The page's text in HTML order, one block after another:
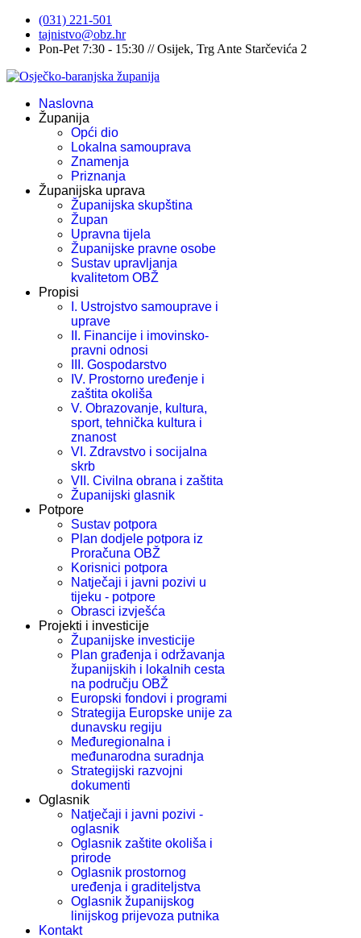
(031) 221-501
tajnistvo@obz.hr
Pon-Pet 7:30 - 15:30 // Osijek, Trg Ante Starčevića 2
Naslovna
Županija
Opći dio
Lokalna samouprava
Znamenja
Priznanja
Županijska uprava
Županijska skupština
Župan
Upravna tijela
Županijske pravne osobe
Sustav upravljanja
kvalitetom OBŽ
Propisi
I. Ustrojstvo samouprave i
uprave
II. Financije i imovinsko-
pravni odnosi
III. Gospodarstvo
IV. Prostorno uređenje i
zaštita okoliša
V. Obrazovanje, kultura,
sport, tehnička kultura i
znanost
VI. Zdravstvo i socijalna
skrb
VII. Civilna obrana i zaštita
Županijski glasnik
Potpore
Sustav potpora
Plan dodjele potpora iz
Proračuna OBŽ
Korisnici potpora
Natječaji i javni pozivi u
tijeku - potpore
Obrasci izvješća
Projekti i investicije
Županijske investicije
Plan građenja i održavanja
županijskih i lokalnih cesta
na području OBŽ
Europski fondovi i programi
Strategija Europske unije za
dunavsku regiju
Međuregionalna i
međunarodna suradnja
Strategijski razvojni
dokumenti
Oglasnik
Natječaji i javni pozivi -
oglasnik
Oglasnik zaštite okoliša i
prirode
Oglasnik prostornog
uređenja i graditeljstva
Oglasnik županijskog
linijskog prijevoza putnika
Kontakt